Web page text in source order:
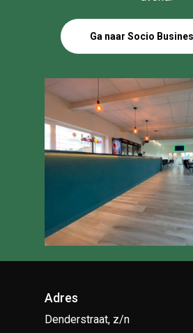
Ga naar Socio
Adres
Denderstraat, z/n